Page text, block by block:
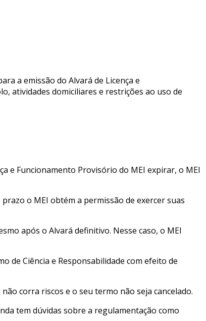
a emissão do Alvará de Licença e
atividades domiciliares e restrições ao uso de
e Funcionamento Provisório do MEI expirar, o MEI
o MEI obtém a permissão de exercer suas
após o Alvará definitivo. Nesse caso, o MEI
de Ciência e Responsabilidade com efeito de
corra riscos e o seu termo não seja cancelado.
tem dúvidas sobre a regulamentação como